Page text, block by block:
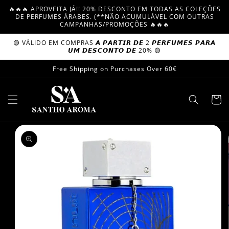
Skip to
content
🔥🔥🔥 APROVEITA JÁ!! 20% DESCONTO EM TODAS AS COLEÇÕES
DE PERFUMES ÁRABES. (**NÃO ACUMULÁVEL COM OUTRAS
CAMPANHAS/PROMOÇÕES 🔥🔥🔥
🟡 VÁLIDO EM COMPRAS 𝘼 𝙋𝘼𝙍𝙏𝙄𝙍 𝘿𝙀 2 𝙋𝙀𝙍𝙁𝙐𝙈𝙀𝙎 𝙋𝘼𝙍𝘼
𝙐𝙈 𝘿𝙀𝙎𝘾𝙊𝙉𝙏𝙊 𝘿𝙀 20% 🟡
Free Shipping on Purchases Over 60€
Cart
Skip to
product
information